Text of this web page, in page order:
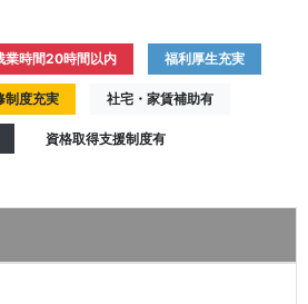
業時間20時間以内 福利厚生充実
制度充実 社宅・家賃補助有
資格取得支援制度有